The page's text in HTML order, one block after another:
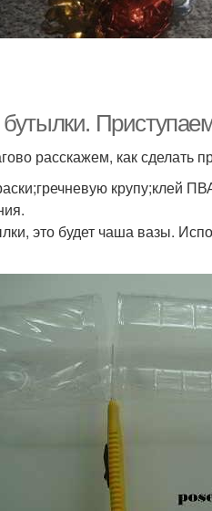
расскажем, как сделать
крупу;клей
это будет чаша вазы.